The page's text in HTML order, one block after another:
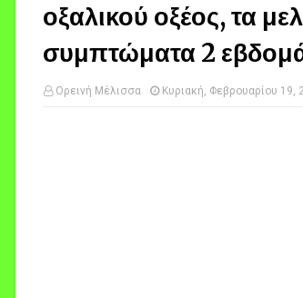
οξαλικού οξέος, τα
συμπτώματα 2
Ορεινή Μέλισσα Κυριακή, Φεβρουαρίου 19,